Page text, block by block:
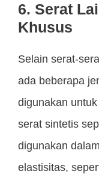
6. Serat
Khusus
Selain serat-
ada beberapa
digunakan
serat sintetis
digunakan
elastisitas,